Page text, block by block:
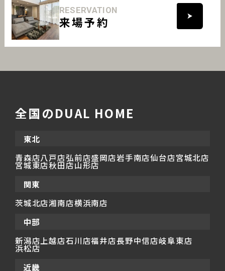
RESERVATION
来場予約
全国のDUAL HOME
東北
青森店八戸店弘前店盛岡店岩手南店仙台店宮城北店
宮城東店秋田店山形店
関東
茨城北店湘南店横浜南店
中部
新潟店 上越店石川店福井店長野中信店岐阜東店
浜松店
近畿